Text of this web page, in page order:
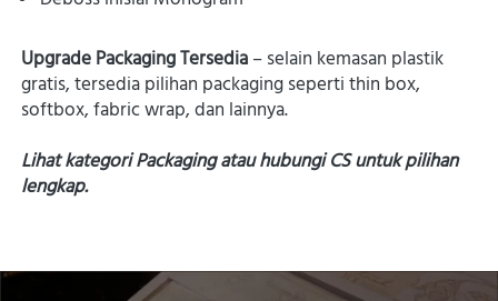
Upgrade Packaging Tersedia – selain kemasan plastik
gratis, tersedia pilihan packaging seperti thin box,
softbox, fabric wrap, dan lainnya.
Lihat kategori Packaging atau hubungi CS untuk pilihan
lengkap.